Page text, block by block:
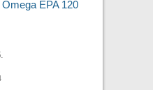
EPA 120